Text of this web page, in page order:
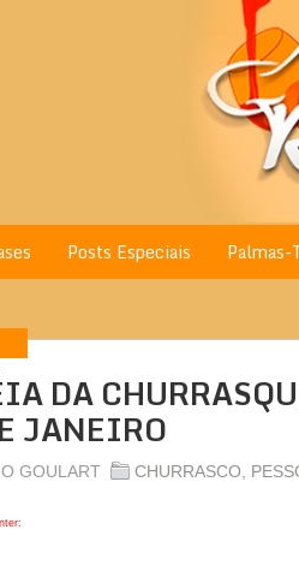
Posts Especiais Palmas-
DA
JANEIRO
GOULART CHURRASCO